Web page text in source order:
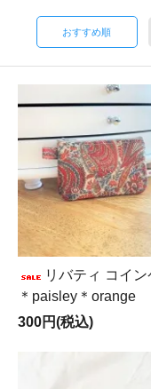
おすすめ順
リバティ コイン
＊paisley＊orange
300円(税込)